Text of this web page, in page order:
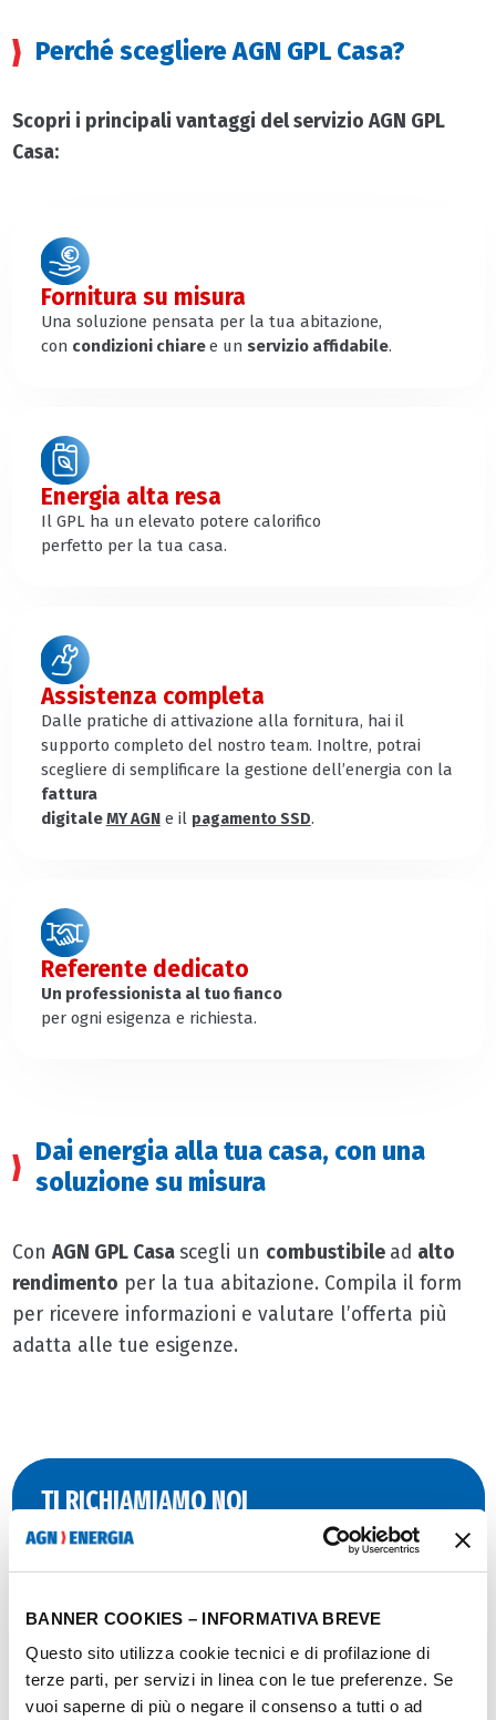
BANNER COOKIES – INFORMATIVA BREVE
Questo sito utilizza cookie tecnici e di profilazione di
terze parti, per servizi in linea con le tue preferenze. Se
vuoi saperne di più o negare il consenso a tutti o ad
Perché scegliere AGN GPL Casa?
Scopri i principali vantaggi del servizio AGN GPL
Casa:
Fornitura su misura
Una soluzione pensata per la tua abitazione,
con condizioni chiaree un servizio affidabile.
Energia alta resa
Il GPL ha un elevato potere calorifico
perfetto per la tua casa.
Assistenza completa
Dalle pratiche di attivazione alla fornitura, hai il
supporto completo del nostro team. Inoltre, potrai
scegliere di semplificare la gestione dell’energia con la
fattura
digitaleMY AGNe il pagamento SSD.
Referente dedicato
Un professionista al tuo fianco
per ogni esigenza e richiesta.
Dai energia alla tua casa, con una
soluzione su misura
Con AGN GPL Casascegli un combustibile ad alto
rendimento per la tua abitazione. Compila il form
per ricevere informazioni e valutare l’offerta più
adatta alle tue esigenze.
TI RICHIAMIAMO NOI
Lascia i tuoi dati qui sotto. Ti daremo informazioni e
Nome
Cognome